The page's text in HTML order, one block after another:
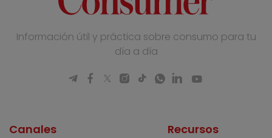
Información útil y práctica sobre consumo para tu
día a día
Canales Recursos